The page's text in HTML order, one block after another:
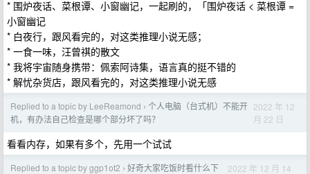
* 围炉夜话、菜根谭、小窗幽记，一起刷的，「围炉夜话 < 菜根谭 =
小窗幽记
* 白夜行，跟风看完的，对这类推理小说无感；
* 一食一味，汪曾祺的散文
* 我将宇宙随身携带：佩索阿诗集，语言真的挺不错的
* 解忧杂货店，跟风看完的，对这类推理小说无感
Replied to a topic by LeeReamond › 个人电脑（台式机）不能开
机，有办法自己检查是哪个部分坏了吗？
2022 年 12
月 22 日
看看内存，如果有多个，先用一个试试
Replied to a topic by ggp1ot2 › 好奇大家吃饭时看什么下
2022 年 12 月 14